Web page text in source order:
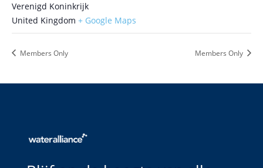
Verenigd Koninkrijk
United Kingdom + Google Maps
Members Only Members Only